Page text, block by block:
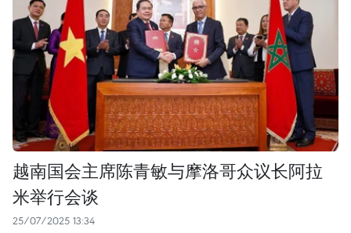
越南国会主席陈青敏与摩洛哥众议长阿拉
米举行会谈
25/07/2025 13:34